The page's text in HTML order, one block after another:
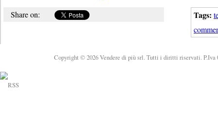
Tags:
Share on:
Copyright © 2026 Vendere di più srl. Tutti i diritti riservati. P.Iva